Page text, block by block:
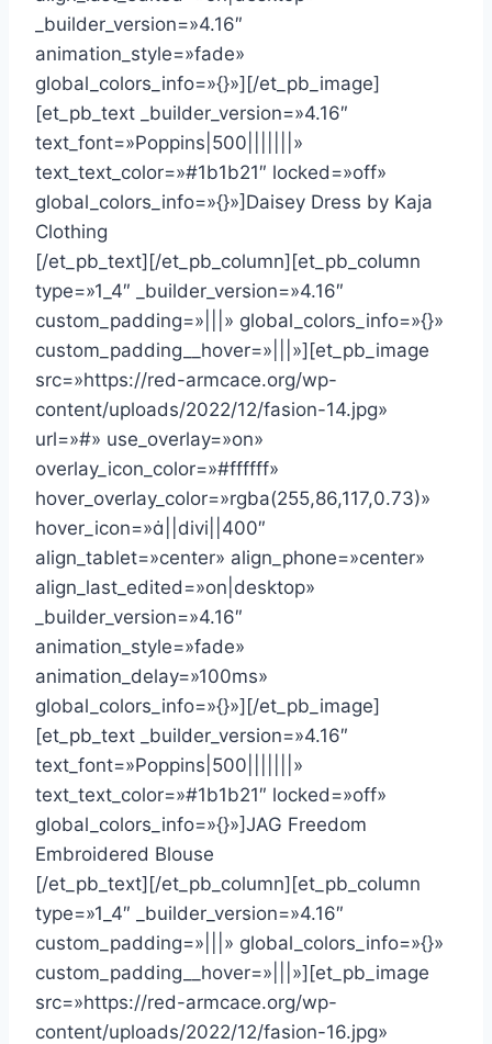
_builder_version=»4.16″
animation_style=»fade»
global_colors_info=»{}»][/et_pb_image]
[et_pb_text _builder_version=»4.16″
text_font=»Poppins|500|||||||»
text_text_color=»#1b1b21″ locked=»off»
global_colors_info=»{}»]Daisey Dress by Kaja
Clothing
[/et_pb_text][/et_pb_column][et_pb_column
type=»1_4″ _builder_version=»4.16″
custom_padding=»|||» global_colors_info=»{}»
custom_padding__hover=»|||»][et_pb_image
src=»https://red-armcace.org/wp-
content/uploads/2022/12/fasion-14.jpg»
url=»#» use_overlay=»on»
overlay_icon_color=»#ffffff»
hover_overlay_color=»rgba(255,86,117,0.73)»
hover_icon=»||divi||400″
align_tablet=»center» align_phone=»center»
align_last_edited=»on|desktop»
_builder_version=»4.16″
animation_style=»fade»
animation_delay=»100ms»
global_colors_info=»{}»][/et_pb_image]
[et_pb_text _builder_version=»4.16″
text_font=»Poppins|500|||||||»
text_text_color=»#1b1b21″ locked=»off»
global_colors_info=»{}»]JAG Freedom
Embroidered Blouse
[/et_pb_text][/et_pb_column][et_pb_column
type=»1_4″ _builder_version=»4.16″
custom_padding=»|||» global_colors_info=»{}»
custom_padding__hover=»|||»][et_pb_image
src=»https://red-armcace.org/wp-
content/uploads/2022/12/fasion-16.jpg»